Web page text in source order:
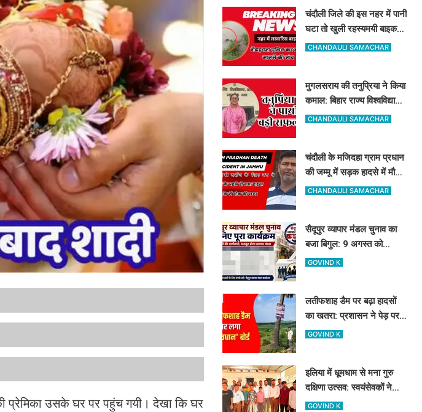
प्रेमिका उसके घर पर पहुंच गयी। देखा कि घर
चंदौली जिले की इस नहर में पानी
घटा तो खुली रहस्यमयी बाइक
और बोरे की पोल, इलाके में मचा
CHANDAULI SAMACHAR
मुगलसराय की तनुप्रिया ने किया
कमाल: बिहार राज्य विश्वविद्यालय
आयोग में बन गयीं असिस्टेंट
CHANDAULI SAMACHAR
चंदौली के मजिदहा ग्राम प्रधान
की जम्मू में सड़क हादसे में मौत,
गांव में मचा कोहराम
CHANDAULI SAMACHAR
सैदूपुर व्यापार मंडल चुनाव का
बजा बिगुल: 9 अगस्त को
नामांकन, 12 को वोटिंग और
GOVIND K
लतीफशाह डैम पर बढ़ा हादसों
का खतरा: प्रशासन ने पेड़ पर
टांगा 'सावधान' बोर्ड, पर्यटकों से
GOVIND K
इलिया में धूमधाम से मना गुरु
दक्षिणा उत्सव: स्वयंसेवकों ने
त्याग और समर्पण का दोहराया
GOVIND K